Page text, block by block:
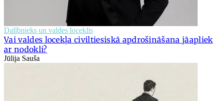
Dalībnieks un valdes loceklis
Vai valdes locekļa civiltiesiskā apdrošināšana jāapliek
ar nodokli?
Jūlija Sauša